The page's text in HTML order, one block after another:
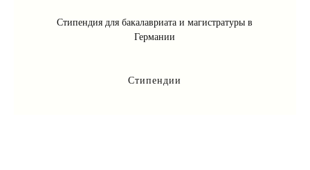
Стипендия для бакалавриата и магистратуры в
Германии
Стипендии